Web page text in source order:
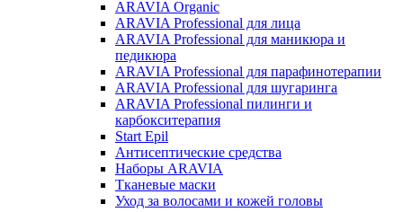
ARAVIA Organic
ARAVIA Professional для лица
ARAVIA Professional для маникюра и
педикюра
ARAVIA Professional для парафинотерапии
ARAVIA Professional для шугаринга
ARAVIA Professional пилинги и
карбокситерапия
Start Epil
Антисептические средства
Наборы ARAVIA
Тканевые маски
Уход за волосами и кожей головы